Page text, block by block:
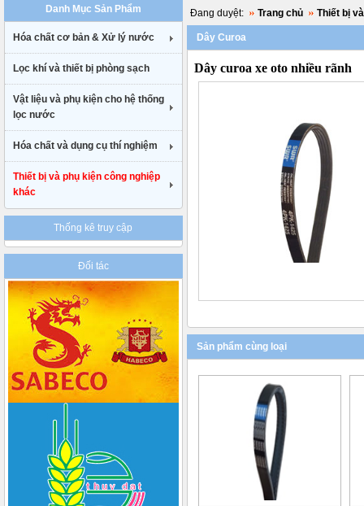
nike
air
max
90
gucci
belt
uk
Danh Mục Sản Phẩm
Hóa chất cơ bản & Xử lý nước
Lọc khí và thiết bị phòng sạch
Vật liệu và phụ kiện cho hệ thống
lọc nước
Hóa chất và dụng cụ thí nghiệm
Thiết bị và phụ kiện công nghiệp
khác
Thống kê truy cập
Đối tác
Đang duyệt: Trang chủ Thiết bị
Dây Curoa
Dây curoa xe oto nhiều rãnh
Sản phẩm cùng loại